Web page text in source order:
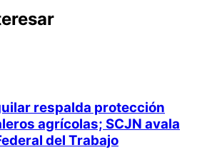
respalda protección
agrícolas; SCJN avala
del Trabajo